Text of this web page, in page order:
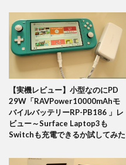
【実機レビュー】小型なのにPD
29W「RAVPower10000mAhモ
バイルバッテリーRP-PB186 」レ
ビュー～Surface Laptop3も
Switchも充電できるか試してみた